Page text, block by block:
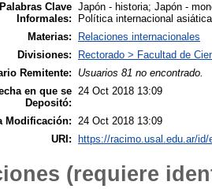
Palabras Clave
Informales:
Japón - historia; Japón -
Política internacional asiática
Materias:
Relaciones internacionales
Divisiones:
Rectorado > Facultad de
Remitente:
Usuarios 81 no encontrado.
en que se
Depositó:
24 Oct 2018 13:09
Modificación:
24 Oct 2018 13:09
URI:
https://racimo.usal.edu.ar/id/
(requiere